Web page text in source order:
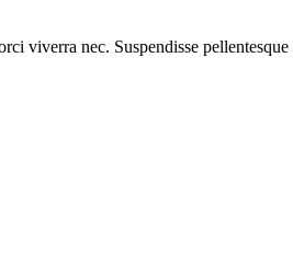
viverra nec. Suspendisse